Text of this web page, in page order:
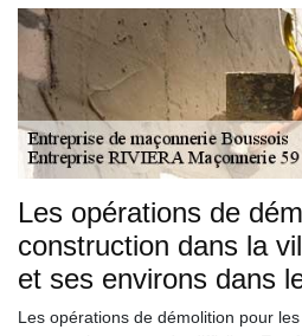
Les opérations de
construction dans la
et ses environs dans
Les opérations de démolition pour